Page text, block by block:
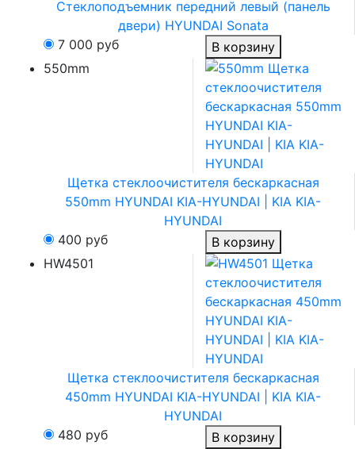
Стеклоподъемник передний левый (панель
двери) HYUNDAI Sonata
7 000 руб
В корзину
550mm
Щетка стеклоочистителя бескаркасная
550mm HYUNDAI KIA-HYUNDAI | KIA KIA-
HYUNDAI
400 руб
В корзину
HW4501
Щетка стеклоочистителя бескаркасная
450mm HYUNDAI KIA-HYUNDAI | KIA KIA-
HYUNDAI
480 руб
В корзину